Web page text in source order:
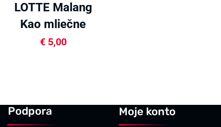
LOTTE Malang
Kao mliečne
bonbóny 79g
€5,00
Podpora Moje konto